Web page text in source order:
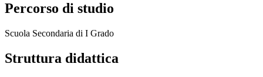
Percorso di studio
Scuola Secondaria di I Grado
Struttura didattica